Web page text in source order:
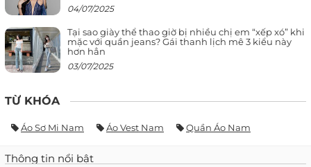
04/07/2025
Tại sao giày thể thao giờ bị nhiều chị em “xếp xó” khi
mặc với quần jeans? Gái thanh lịch mê 3 kiểu này
hơn hẳn
03/07/2025
TỪ KHÓA
Áo Sơ Mi Nam Áo Vest Nam Quần Áo Nam
Thông tin nổi bật